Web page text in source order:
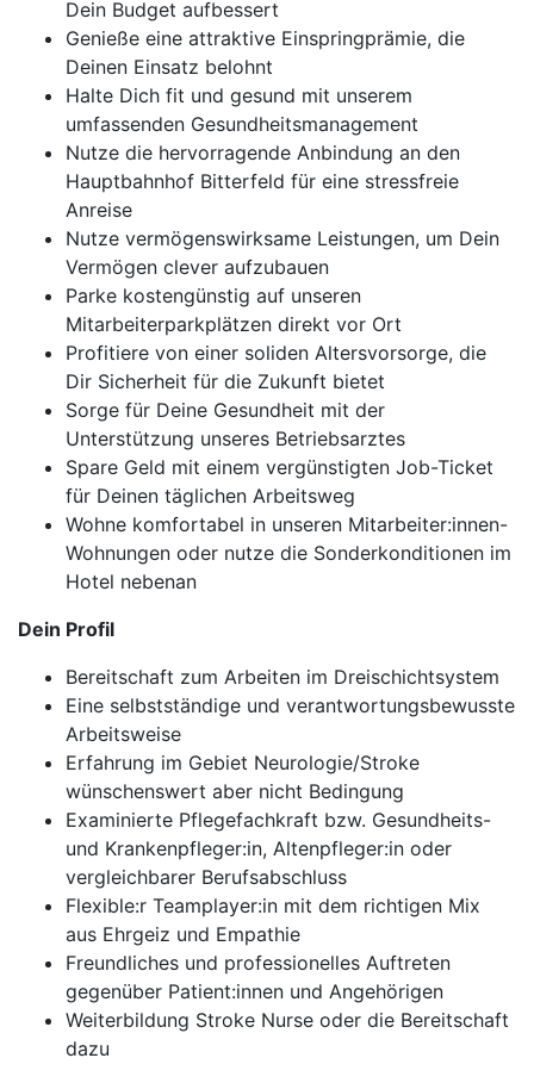
Dein Budget aufbessert
Genieße eine attraktive Einspringprämie, die
Deinen Einsatz belohnt
Halte Dich fit und gesund mit unserem
umfassenden Gesundheitsmanagement
Nutze die hervorragende Anbindung an den
Hauptbahnhof Bitterfeld für eine stressfreie
Anreise
Nutze vermögenswirksame Leistungen, um Dein
Vermögen clever aufzubauen
Parke kostengünstig auf unseren
Mitarbeiterparkplätzen direkt vor Ort
Profitiere von einer soliden Altersvorsorge, die
Dir Sicherheit für die Zukunft bietet
Sorge für Deine Gesundheit mit der
Unterstützung unseres Betriebsarztes
Spare Geld mit einem vergünstigten Job-Ticket
für Deinen täglichen Arbeitsweg
Wohne komfortabel in unseren Mitarbeiter:innen-
Wohnungen oder nutze die Sonderkonditionen im
Hotel nebenan
Dein Profil
Bereitschaft zum Arbeiten im Dreischichtsystem
Eine selbstständige und verantwortungsbewusste
Arbeitsweise
Erfahrung im Gebiet Neurologie/Stroke
wünschenswert aber nicht Bedingung
Examinierte Pflegefachkraft bzw. Gesundheits-
und Krankenpfleger:in, Altenpfleger:in oder
vergleichbarer Berufsabschluss
Flexible:r Teamplayer:in mit dem richtigen Mix
aus Ehrgeiz und Empathie
Freundliches und professionelles Auftreten
gegenüber Patient:innen und Angehörigen
Weiterbildung Stroke Nurse oder die Bereitschaft
dazu